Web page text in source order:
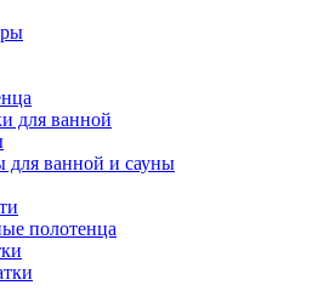
для ванной
для ванной и сауны
полотенца